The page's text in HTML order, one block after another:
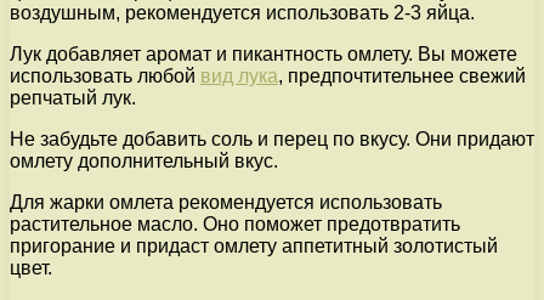
воздушным, рекомендуется использовать 2-3 яйца.
Лук добавляет аромат и пикантность омлету. Вы можете
использовать любой вид лука, предпочтительнее свежий
репчатый лук.
Не забудьте добавить соль и перец по вкусу. Они придают
омлету дополнительный вкус.
Для жарки омлета рекомендуется использовать
растительное масло. Оно поможет предотвратить
пригорание и придаст омлету аппетитный золотистый
цвет.